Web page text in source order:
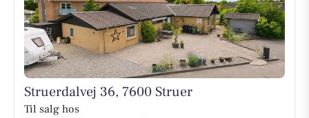
Struerdalvej 36, 7600 Struer
Til salg hos